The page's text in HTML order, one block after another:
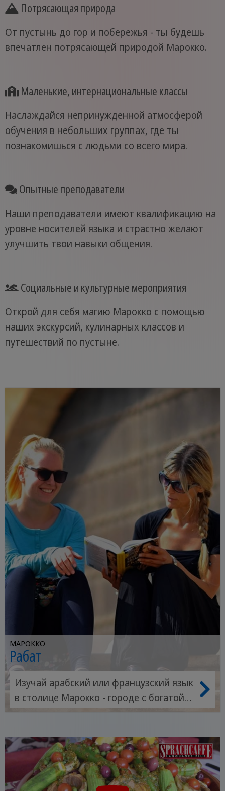
Потрясающая природа
От пустынь до гор и побережья - ты будешь
впечатлен потрясающей природой Марокко.
Маленькие, интернациональные классы
Наслаждайся непринужденной атмосферой
обучения в небольших группах, где ты
познакомишься с людьми со всего мира.
Опытные преподаватели
Наши преподаватели имеют квалификацию на
уровне носителей языка и страстно желают
улучшить твои навыки общения.
Социальные и культурные мероприятия
Открой для себя магию Марокко с помощью
наших экскурсий, кулинарных классов и
путешествий по пустыне.
МАРОККО
Рабат
Изучай арабский или французский язык
в столице Марокко - городе с богатой
историей, гостеприимством и